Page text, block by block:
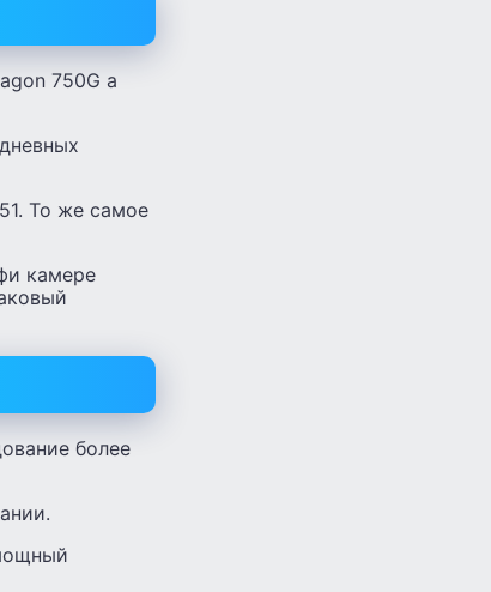
750G а
То же самое
камере
более